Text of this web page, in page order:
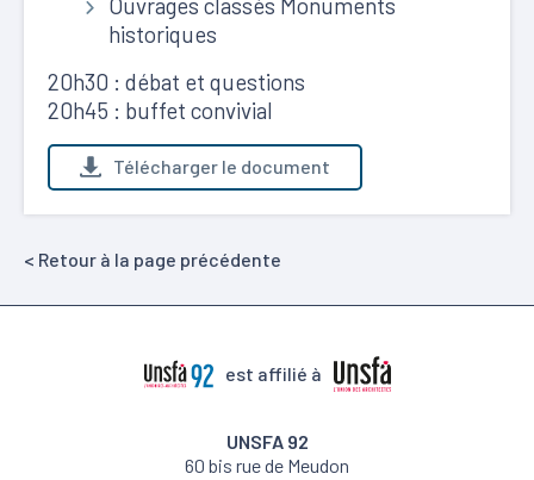
historiques
20h30 : débat et questions
20h45 : buffet convivial
Télécharger le document
< Retour à la page précédente
est affilié à
UNSFA 92
60 bis rue de Meudon